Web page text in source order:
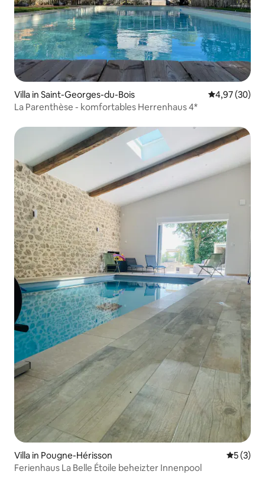
Villa in Saint-Georges-du-Bois
4,97 (30)
La Parenthèse - komfortables Herrenhaus 4*
Villa in Pougne-Hérisson
5 (3)
Ferienhaus La Belle Étoile beheizter Innenpool